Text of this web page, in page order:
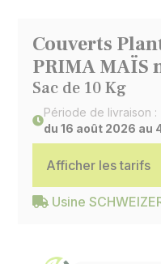
Couverts
PRIMA MAÏS
Sac de 10 Kg
Période de livraison :
du 16 août 2026 au
Afficher les tarifs
Usine